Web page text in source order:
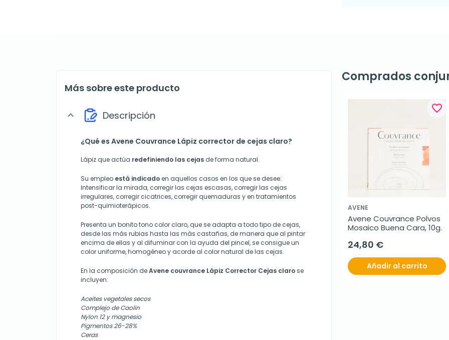
Más sobre este producto
expand_more Descripción
¿Qué es Avene Couvrance Lápiz corrector de cejas claro?
Lápiz que actúa redefiniendo las cejas de forma natural.
Su empleo está indicadoen aquellos casos en los que se desee:
Intensificar la mirada, corregir las cejas escasas, corregir las cejas
irregulares, corregir cicatrices, corregir quemaduras y en tratamientos
post-quimioterápicos.
Presenta un bonito tono color claro, que se adapta a todo tipo de cejas,
desde las más rubias hasta las más castañas, de manera que al pintar
encima de ellas y al difuminar con la ayuda del pincel, se consigue un
color uniforme, homogéneo y acorde al color natural de las cejas.
En la composición deAvene couvrance Lápiz Corrector Cejas clarose
incluyen:
Aceites vegetales secos
Complejo de Caolin
Nylon 12 y magnesio
Pigmentos 26-28%
Ceras
Comprados
favorite_border
AVENE
Avene Couvrance Polvos
Mosaico Buena Cara, 10g.
24,80 €
Añadir al carrito